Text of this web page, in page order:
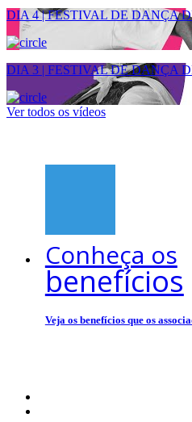
DIA 4 | FESTIVAL DE DANÇA
DIA 3 | FESTIVAL DE DANÇA
Ver todos os vídeos
Conheça os
benefícios
Veja os benefícios que os